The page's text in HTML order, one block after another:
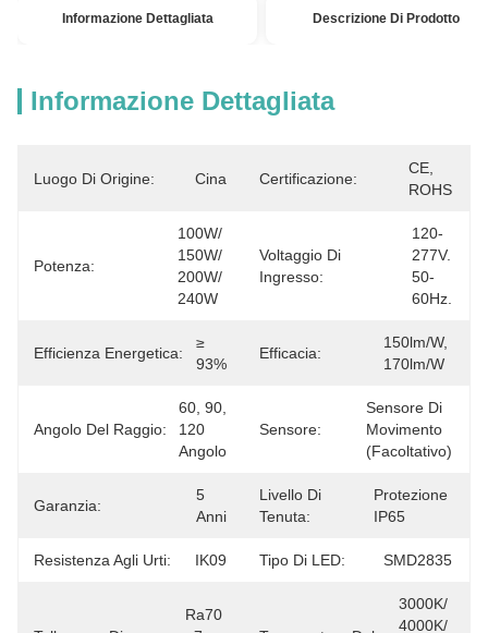
Informazione Dettagliata Descrizione Di Prodotto
Informazione Dettagliata
Luogo Di Origine: Cina Certificazione:
CE,
ROHS
Potenza:
100W/
150W/
200W/
240W
Voltaggio Di
Ingresso:
120-
277V.
50-
60Hz.
Efficienza Energetica:
≥
93%
Efficacia:
150lm/w,
170lm/w
Angolo Del Raggio:
60, 90,
120
Angolo
Sensore:
Sensore Di
Movimento
(facoltativo)
Garanzia:
5
Anni
Livello Di
Tenuta:
Protezione
IP65
Resistenza Agli Urti: IK09 Tipo Di LED: SMD2835
Ra70
3000K/
4000K/